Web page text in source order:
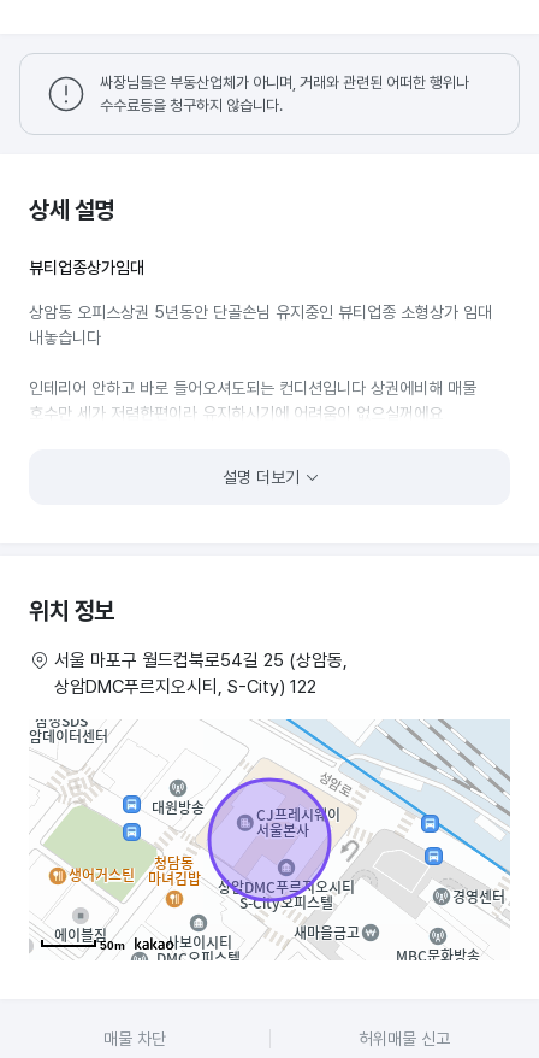
싸장님들은 부동산업체가 아니며, 거래와 관련된 어떠한 행위나
수수료등을 청구하지 않습니다.
상세 설명
뷰티업종상가임대
상암동 오피스상권 5년동안 단골손님 유지중인 뷰티업종 소형상가 임대
내놓습니다
인테리어 안하고 바로 들어오셔도되는 컨디션입니다 상권에비해 매물
호수만 세가 저렴한편이라 유지하시기에 어려움이 없으실꺼에요
설명 더보기
위치 정보
서울 마포구 월드컵북로54길 25 (상암동,
상암DMC푸르지오시티, S-City) 122
50m
매물 차단 허위매물 신고